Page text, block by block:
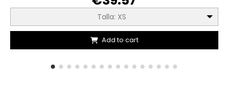
Talla: XS
Add to cart